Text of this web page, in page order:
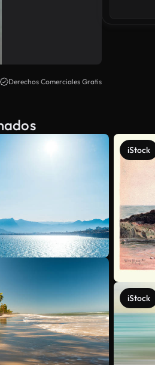
Derechos Comerciales Gratis
iStock
iStock